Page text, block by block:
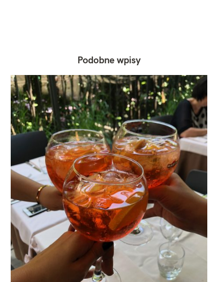
Podobne wpisy